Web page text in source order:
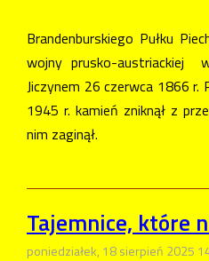
Brandenburskiego Pułku
wojny prusko-austriackiej
Jiczynem 26 czerwca 1866 r.
1945 r. kamień zniknął z
nim zaginął.
Tajemnice, które
poniedziałek, 18 sierpień 2025